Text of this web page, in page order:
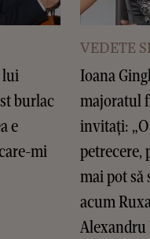
lui
burlac
e
mi
VEDETE
Ioana
majoratul
invitați:
petrecere,
mai pot să
acum
Alexandru